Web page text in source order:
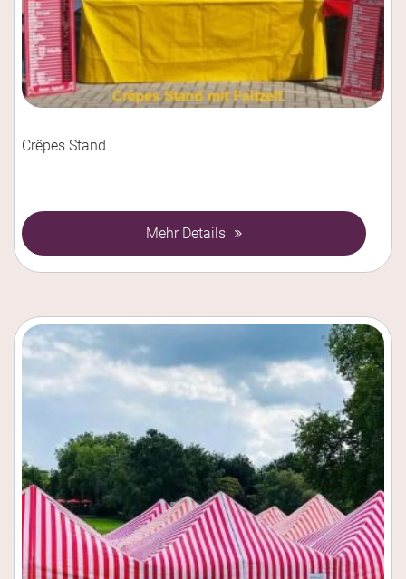
Crêpes Stand
Mehr Details